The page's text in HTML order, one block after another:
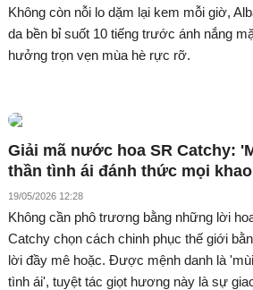
Không còn nỗi lo dặm lại kem mỗi giờ,
da bền bỉ suốt 10 tiếng trước ánh nắng
hưởng trọn vẹn mùa hè rực rỡ.
Giải mã nước hoa SR Catchy:
thần tình ái đánh thức mọi
19/05/2026 12:28
Không cần phô trương bằng những lời
Catchy chọn cách chinh phục thế giới
lời đầy mê hoặc. Được mệnh danh là
tình ái', tuyệt tác giọt hương này là sự